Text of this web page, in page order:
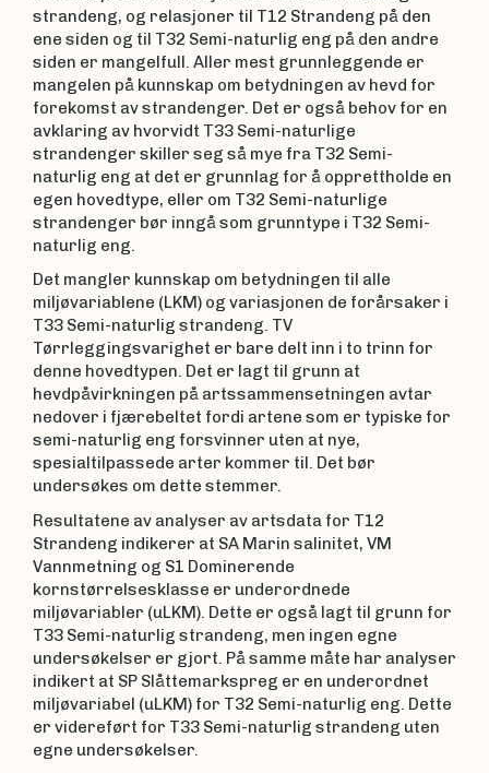
strandeng, og relasjoner til T12 Strandeng på den
ene siden og til T32 Semi-naturlig eng på den andre
siden er mangelfull. Aller mest grunnleggende er
mangelen på kunnskap om betydningen av hevd for
forekomst av strandenger. Det er også behov for en
avklaring av hvorvidt T33 Semi-naturlige
strandenger skiller seg så mye fra T32 Semi-
naturlig eng at det er grunnlag for å opprettholde en
egen hovedtype, eller om T32 Semi-naturlige
strandenger bør inngå som grunntype i T32 Semi-
naturlig eng.
Det mangler kunnskap om betydningen til alle
miljøvariablene (LKM) og variasjonen de forårsaker i
T33 Semi-naturlig strandeng. TV
Tørrleggingsvarighet er bare delt inn i to trinn for
denne hovedtypen. Det er lagt til grunn at
hevdpåvirkningen på artssammensetningen avtar
nedover i fjærebeltet fordi artene som er typiske for
semi-naturlig eng forsvinner uten at nye,
spesialtilpassede arter kommer til. Det bør
undersøkes om dette stemmer.
Resultatene av analyser av artsdata for T12
Strandeng indikerer at SA Marin salinitet, VM
Vannmetning og S1 Dominerende
kornstørrelsesklasse er underordnede
miljøvariabler (uLKM). Dette er også lagt til grunn for
T33 Semi-naturlig strandeng, men ingen egne
undersøkelser er gjort. På samme måte har analyser
indikert at SP Slåttemarkspreg er en underordnet
miljøvariabel (uLKM) for T32 Semi-naturlig eng. Dette
er videreført for T33 Semi-naturlig strandeng uten
egne undersøkelser.